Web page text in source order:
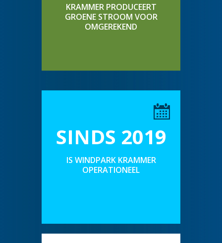
KRAMMER PRODUCEERT
GROENE STROOM VOOR
OMGEREKEND
SINDS 2019
IS WINDPARK KRAMMER
OPERATIONEEL